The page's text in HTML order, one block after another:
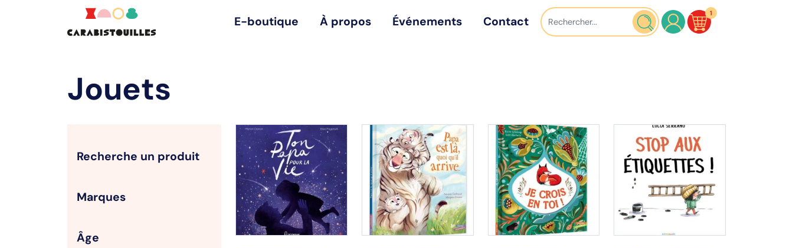
E-boutique À propos Événements Contact
1
Jouets
Recherche un produit
Marques
Âge